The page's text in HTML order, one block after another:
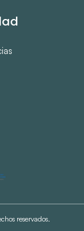
reservados.